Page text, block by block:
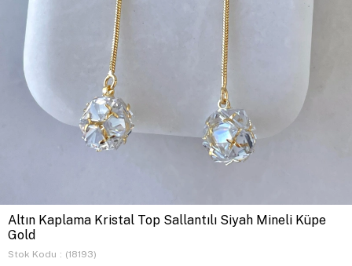
Altın Kaplama Kristal Top Sallantılı Siyah Mineli Küpe
Gold
Stok Kodu (18193)